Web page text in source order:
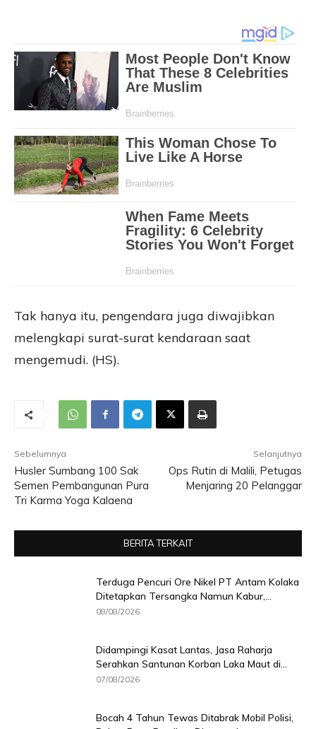
Tak hanya itu, pengendara juga diwajibkan
melengkapi surat-surat kendaraan saat
mengemudi. (HS).
Sebelumnya
Husler Sumbang 100 Sak
Semen Pembangunan Pura
Tri Karma Yoga Kalaena
Selanjutnya
Ops Rutin di Malili, Petugas
Menjaring 20 Pelanggar
BERITA TERKAIT
Terduga Pencuri Ore Nikel PT Antam Kolaka
Ditetapkan Tersangka Namun Kabur,...
08/08/2026
Didampingi Kasat Lantas, Jasa Raharja
Serahkan Santunan Korban Laka Maut di...
07/08/2026
Bocah 4 Tahun Tewas Ditabrak Mobil Polisi,